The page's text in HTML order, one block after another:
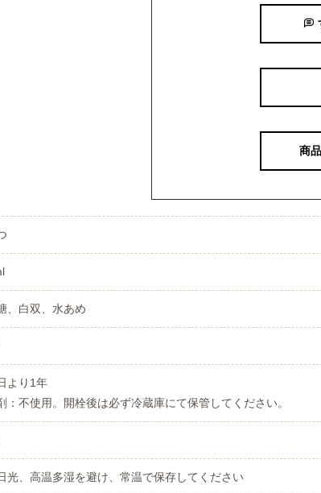
商
、白双、水あめ
より1年
：不使用。開栓後は必ず冷蔵庫にて保管してください。
光、高温多湿を避け、常温で保存してください